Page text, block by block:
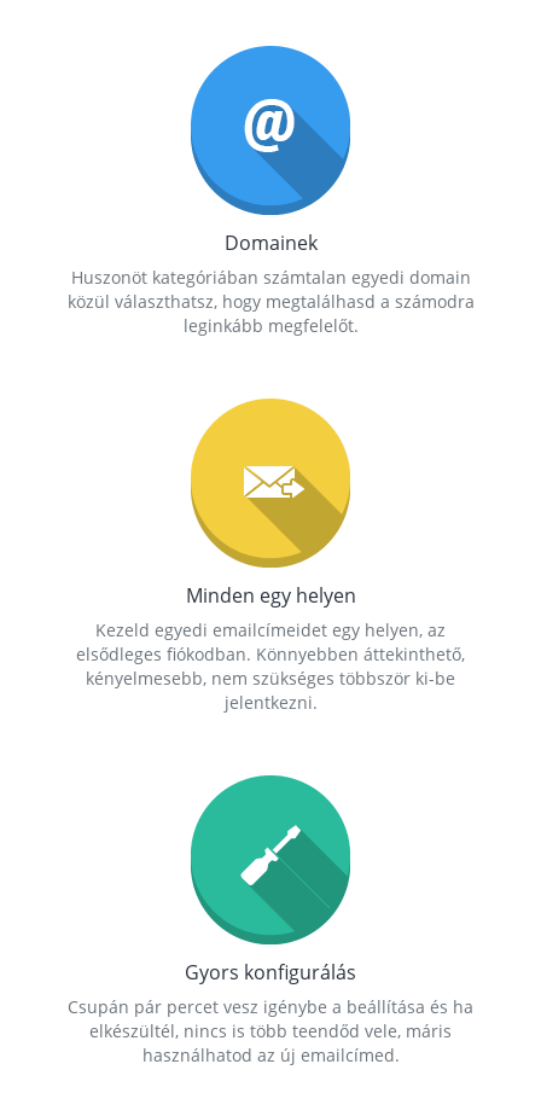
Domainek
Huszonöt kategóriában számtalan egyedi domain
közül választhatsz, hogy megtalálhasd a számodra
leginkább megfelelőt.
Minden egy helyen
Kezeld egyedi emailcímeidet egy helyen, az
elsődleges fiókodban. Könnyebben áttekinthető,
kényelmesebb, nem szükséges többször ki-be
jelentkezni.
Gyors konfigurálás
Csupán pár percet vesz igénybe a beállítása és ha
elkészültél, nincs is több teendőd vele, máris
használhatod az új emailcímed.